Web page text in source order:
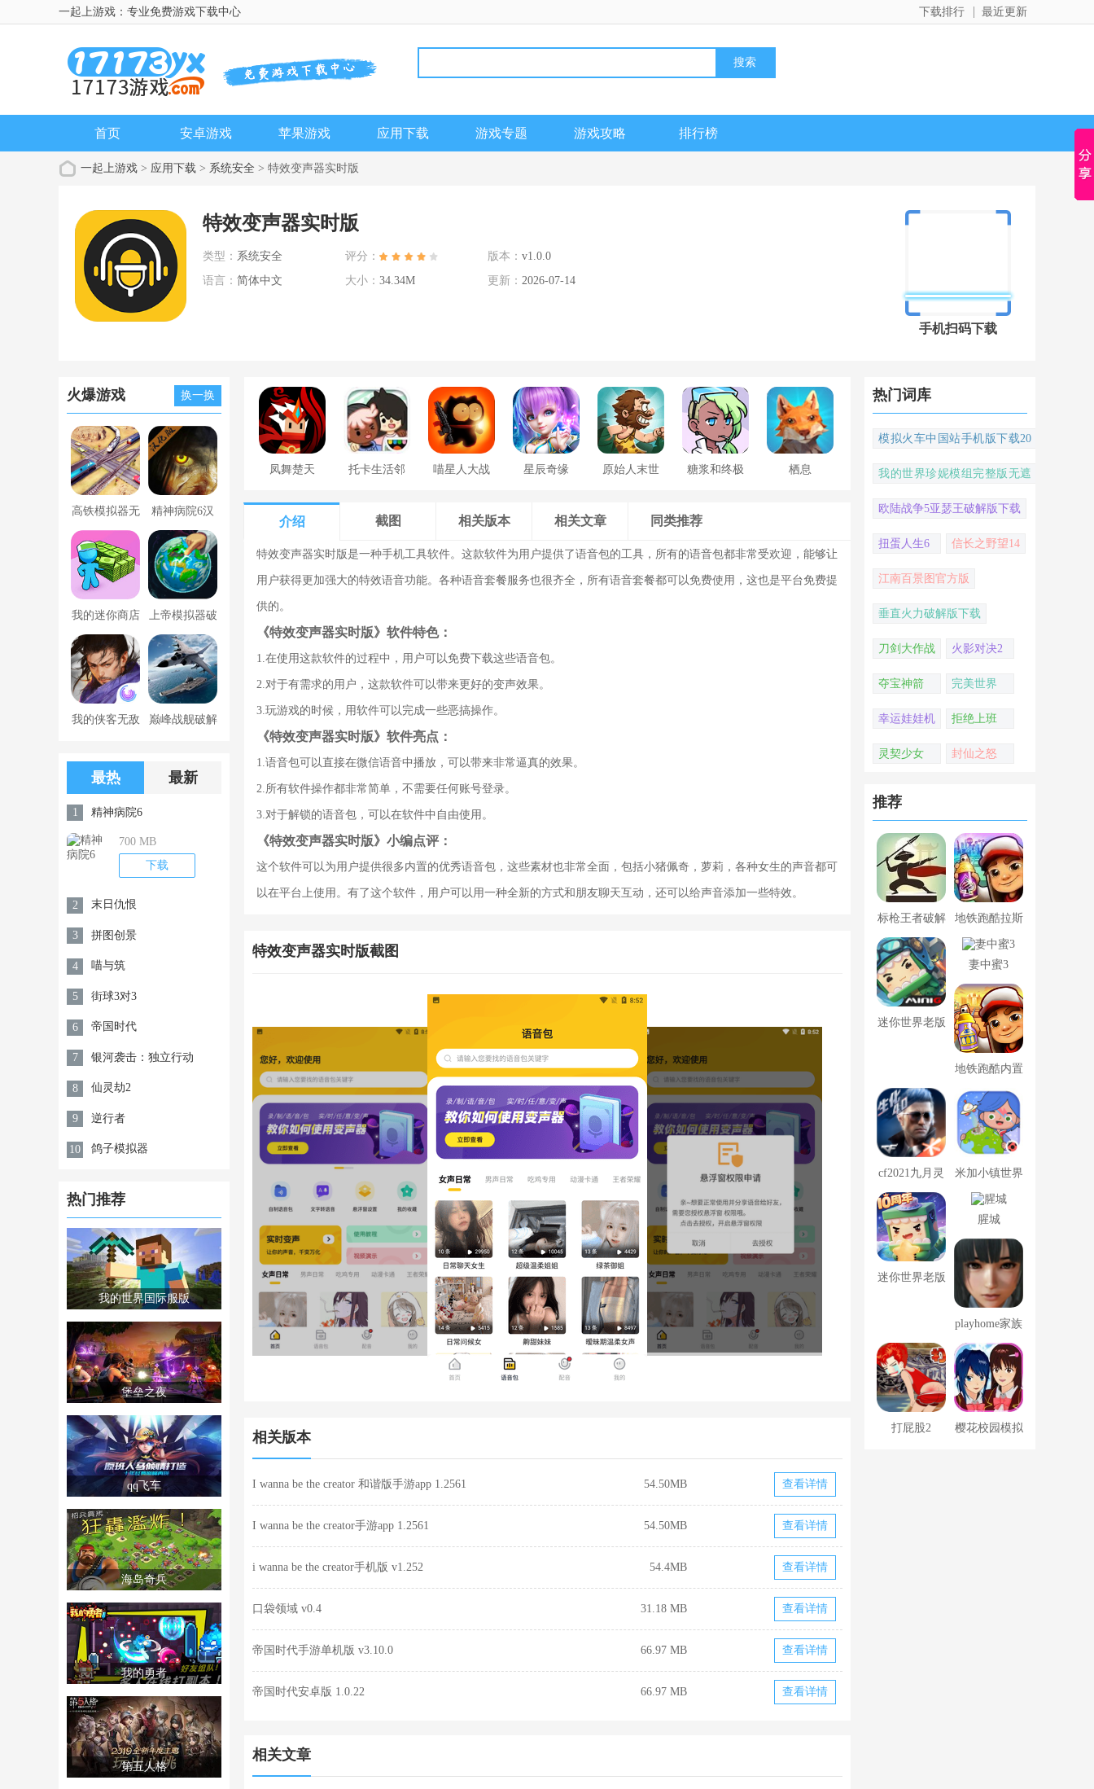
一起上游戏：专业免费游戏下载中心 最近更新
下载排行
首页 安卓游戏 苹果游戏 应用下载 游戏专题 游戏攻略 排行榜
一起上游戏 > 应用下载 > 系统安全 > 特效变声器实时版
特效变声器实时版
类型： 系统安全 评分： 版本： v1.0.0
语言： 简体中文 大小： 34.34M 更新： 2026-07-14
手机扫码下载
火爆游戏 换一换
高铁模拟器无
限金币版
精神病院6汉
化版下载
我的迷你商店
破解版无限金
币版下载中文
上帝模拟器破
解版全解锁无
广告
我的侠客无敌 巅峰战舰破解
限钻石
最热 最新
1 精神病院6
700 MB
下载
2 末日仇恨
3 拼图创景
4 喵与筑
5 街球3对3
6 帝国时代
7 银河袭击：独立行动
8 仙灵劫2
9 逆行者
10 鸽子模拟器
热门推荐
我的世界国际服版
堡垒之夜
qq飞车
海岛奇兵
我的勇者
第五人格
凤舞楚天 托卡生活邻 喵星人大战 星辰奇缘 原始人末世 糖浆和终极 栖息
介绍 截图 相关版本 相关文章 同类推荐
特效变声器实时版是一种手机工具软件。这款软件为用户提供了语音包的工具，所有的语音包都非常受欢迎，能够让
用户获得更加强大的特效语音功能。各种语音套餐服务也很齐全，所有语音套餐都可以免费使用，这也是平台免费提
供的。
《特效变声器实时版》软件特色：
1.在使用这款软件的过程中，用户可以免费下载这些语音包。
2.对于有需求的用户，这款软件可以带来更好的变声效果。
3.玩游戏的时候，用软件可以完成一些恶搞操作。
《特效变声器实时版》软件亮点：
1.语音包可以直接在微信语音中播放，可以带来非常逼真的效果。
2.所有软件操作都非常简单，不需要任何账号登录。
3.对于解锁的语音包，可以在软件中自由使用。
《特效变声器实时版》小编点评：
这个软件可以为用户提供很多内置的优秀语音包，这些素材也非常全面，包括小猪佩奇，萝莉，各种女生的声音都可
以在平台上使用。有了这个软件，用户可以用一种全新的方式和朋友聊天互动，还可以给声音添加一些特效。
特效变声器实时版截图
相关版本
I wanna be the creator 和谐版手游app 1.2561 54.50MB 查看详情
I wanna be the creator手游app 1.2561 54.50MB 查看详情
i wanna be the creator手机版 v1.252 54.4MB 查看详情
口袋领域 v0.4 31.18 MB 查看详情
帝国时代手游单机版 v3.10.0 66.97 MB 查看详情
帝国时代安卓版 1.0.22 66.97 MB 查看详情
相关文章
热门词库
模拟火车中国站手机版下载20
我的世界珍妮模组完整版无遮
欧陆战争5亚瑟王破解版下载
扭蛋人生6 信长之野望14
江南百景图官方版
垂直火力破解版下载
刀剑大作战 火影对决2
夺宝神箭 完美世界
幸运娃娃机 拒绝上班
灵契少女 封仙之怒
推荐
标枪王者破解
版无限金币钻
石内置菜单
地铁跑酷拉斯
维加斯新触控
内置菜单版
迷你世界老版
妻中蜜3
地铁跑酷内置
菜单版下载
cf2021九月灵
狐的约定
米加小镇世界
无广告全部解
锁版下载
迷你世界老版
腥城
playhome家族
崩坏
打屁股2 樱花校园模拟